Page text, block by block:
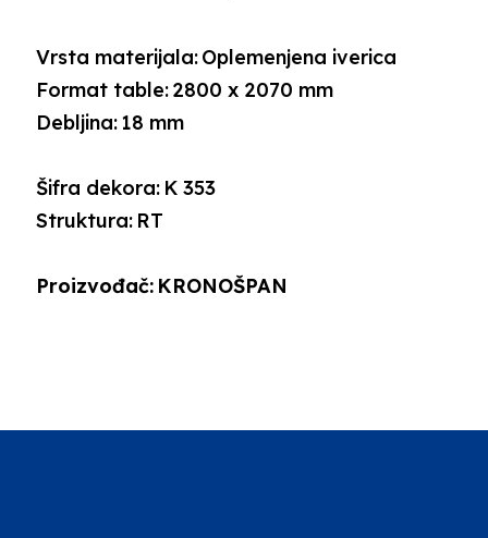
Debljina:18 mm
Format table:2800 x 2070 mm
Šifra dekora: K 353
Struktura: RT
Vrsta materijala:Oplemenjena iverica
Proizvođač: KRONOŠPAN